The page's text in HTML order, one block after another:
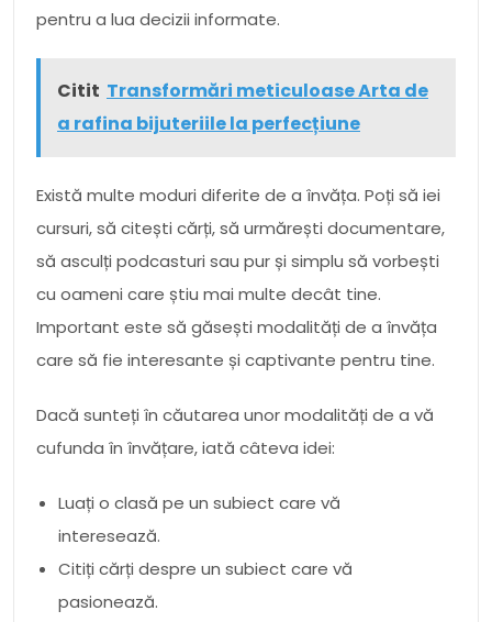
pentru a lua decizii informate.
Citit Transformări meticuloase Arta de
a rafina bijuteriile la perfecțiune
Există multe moduri diferite de a învăța. Poți să iei
cursuri, să citești cărți, să urmărești documentare,
să asculți podcasturi sau pur și simplu să vorbești
cu oameni care știu mai multe decât tine.
Important este să găsești modalități de a învăța
care să fie interesante și captivante pentru tine.
Dacă sunteți în căutarea unor modalități de a vă
cufunda în învățare, iată câteva idei:
Luați o clasă pe un subiect care vă
interesează.
Citiți cărți despre un subiect care vă
pasionează.